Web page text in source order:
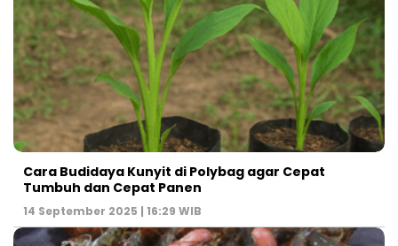
Cara Budidaya Kunyit di Polybag agar Cepat
Tumbuh dan Cepat Panen
14 September 2025 | 16:29 WIB